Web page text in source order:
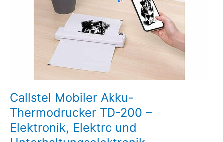
Callstel Mobiler Akku-
Thermodrucker TD-200 –
Elektronik, Elektro und
Unterhaltungselektronik